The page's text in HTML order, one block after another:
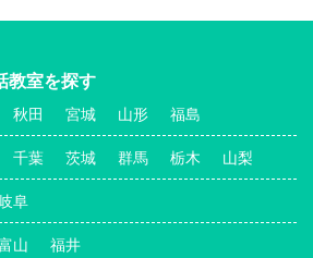
教室を探す
秋田 宮城 山形 福島
千葉 茨城 群馬 栃木 山梨
阜
山 福井